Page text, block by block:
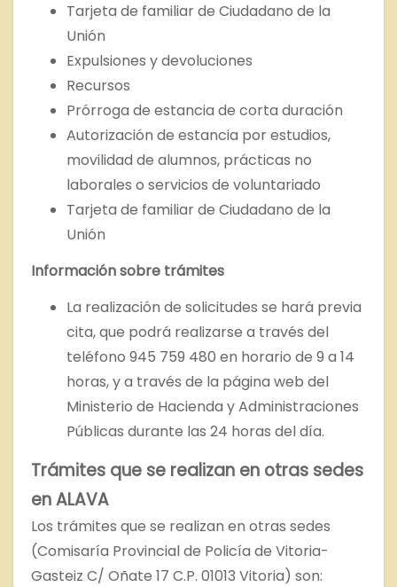
Tarjeta de familiar de Ciudadano de la
Unión
Expulsiones y devoluciones
Recursos
Prórroga de estancia de corta duración
Autorización de estancia por estudios,
movilidad de alumnos, prácticas no
laborales o servicios de voluntariado
Tarjeta de familiar de Ciudadano de la
Unión
Información sobre trámites
La realización de solicitudes se hará previa
cita, que podrá realizarse a través del
teléfono 945 759 480 en horario de 9 a 14
horas, y a través de la página web del
Ministerio de Hacienda y Administraciones
Públicas durante las 24 horas del día.
Trámites que se realizan en otras sedes
en ALAVA
Los trámites que se realizan en otras sedes
(Comisaría Provincial de Policía de Vitoria-
Gasteiz C/ Oñate 17 C.P. 01013 Vitoria) son: